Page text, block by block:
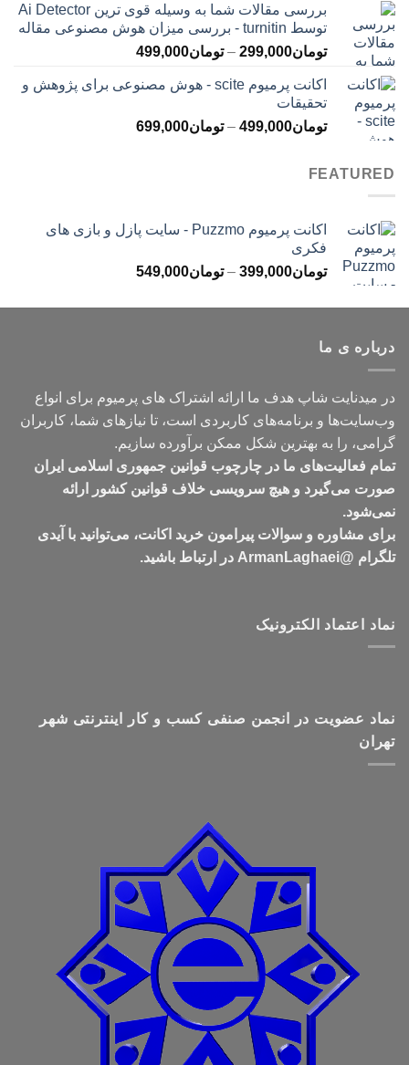
تومان199,000
تا
تومان499,000
بررسی مقالات شما به وسیله قوی ترین Ai Detector
توسط turnitin - بررسی میزان هوش مصنوعی مقاله
تومان299,000
– تومان499,000محدوده
تومان299,000
تومان499,000
اکانت پرمیوم scite - هوش مصنوعی برای پژوهش و
تحقیقات
تومان499,000
– تومان699,000محدوده
FEATURED
اکانت پرمیوم Puzzmo - سایت پازل و بازی های
فکری
تومان399,000
– تومان549,000محدوده
تومان399,000
درباره ی ما
در میدنایت شاپ هدف ما ارائه اشتراک های پرمیوم برای انواع
وب‌سایت‌ها و برنامه‌های کاربردی است، تا نیازهای شما، کاربران
گرامی، را به بهترین شکل ممکن برآورده سازیم.
تمام فعالیت‌های ما در چارچوب قوانین جمهوری اسلامی ایران
صورت می‌گیرد و هیچ سرویسی خلاف قوانین کشور ارائه
نمی‌شود.
برای مشاوره و سوالات پیرامون خرید اکانت، می‌توانید با آیدی
تلگرام @ArmanLaghaei در ارتباط باشید.
نماد اعتماد الکترونیک
نماد عضویت در انجمن صنفی کسب و کار اینترنتی شهر
تهران